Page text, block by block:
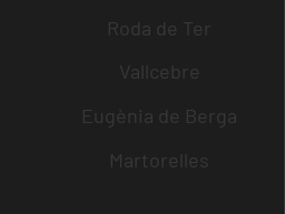
Roda de Ter
Vallcebre
Eugènia de Berga
Martorelles